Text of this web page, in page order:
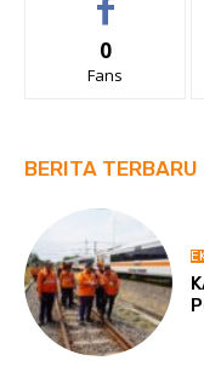
0
Fans
BERITA TERBARU